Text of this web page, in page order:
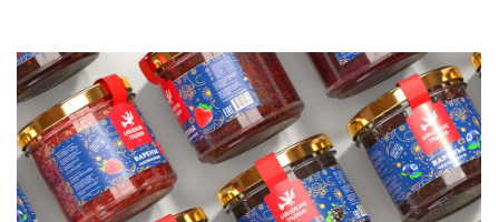
artemnova1990@gmail.com
+7 904 673 87 84
YouTube Instagram Behance